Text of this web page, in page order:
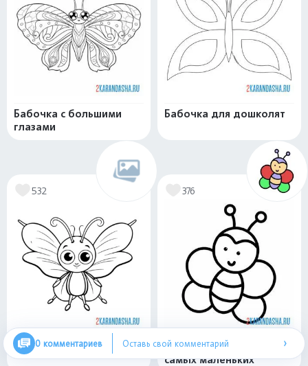
Бабочка с большими
глазами
Бабочка для дошколят
532
Усики бабочка
376
Простая бабочка для
самых маленьких
0 комментариев Оставь свой комментарий ›